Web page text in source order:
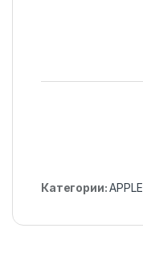
Категории:APPLE